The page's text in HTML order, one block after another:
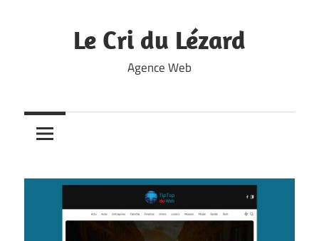
Le Cri du Lézard
Agence Web